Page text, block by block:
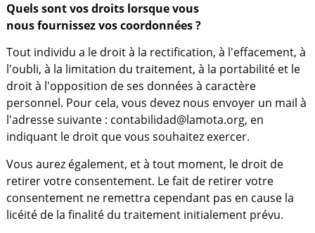
Quels sont vos droits lorsque vous
nous fournissez vos coordonnées ?
Tout individu a le droit à la rectification, à l'effacement, à
l'oubli, à la limitation du traitement, à la portabilité et le
droit à l'opposition de ses données à caractère
personnel. Pour cela, vous devez nous envoyer un mail à
l'adresse suivante : contabilidad@lamota.org, en
indiquant le droit que vous souhaitez exercer.
Vous aurez également, et à tout moment, le droit de
retirer votre consentement. Le fait de retirer votre
consentement ne remettra cependant pas en cause la
licéité de la finalité du traitement initialement prévu.